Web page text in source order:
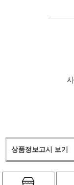
상품정보고시 보기